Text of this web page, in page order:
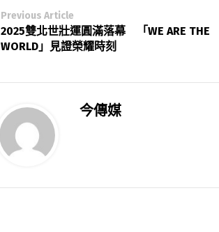
Previous Article
2025雙北世壯運圓滿落幕 「WE ARE THE
WORLD」見證榮耀時刻
今傳媒